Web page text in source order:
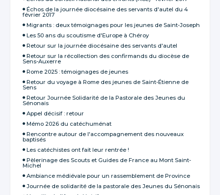
Échos de la journée diocésaine des servants d'autel du 4
février 2017
Migrants : deux témoignages pour les jeunes de Saint-Joseph
Les 50 ans du scoutisme d'Europe à Chéroy
Retour sur la journée diocésaine des servants d'autel
Retour sur la récollection des confirmands du diocèse de
Sens-Auxerre
Rome 2025 : témoignages de jeunes
Retour du voyage à Rome des jeunes de Saint-Étienne de
Sens
Retour Journée Solidarité de la Pastorale des Jeunes du
Sénonais
Appel décisif : retour
Mémo 2026 du catéchuménat
Rencontre autour de l'accompagnement des nouveaux
baptisés
Les catéchistes ont fait leur rentrée !
Pèlerinage des Scouts et Guides de France au Mont Saint-
Michel
Ambiance médiévale pour un rassemblement de Province
Journée de solidarité de la pastorale des Jeunes du Sénonais